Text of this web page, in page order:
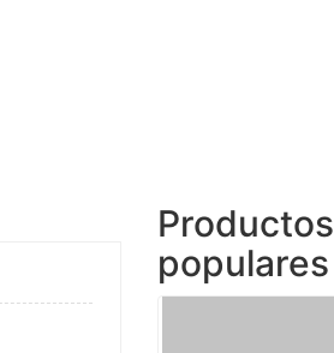
Productos
populares